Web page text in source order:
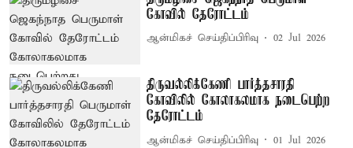
கோவில் தேரோட்டம்
ஆன்மிகச் செய்திப்பிரிவு 02 Jul 2026
திருவல்லிக்கேணி பார்த்தசாரதி
கோவிலில் கோலாகலமாக நடைபெற்ற
தேரோட்டம்
ஆன்மிகச் செய்திப்பிரிவு 01 Jul 2026